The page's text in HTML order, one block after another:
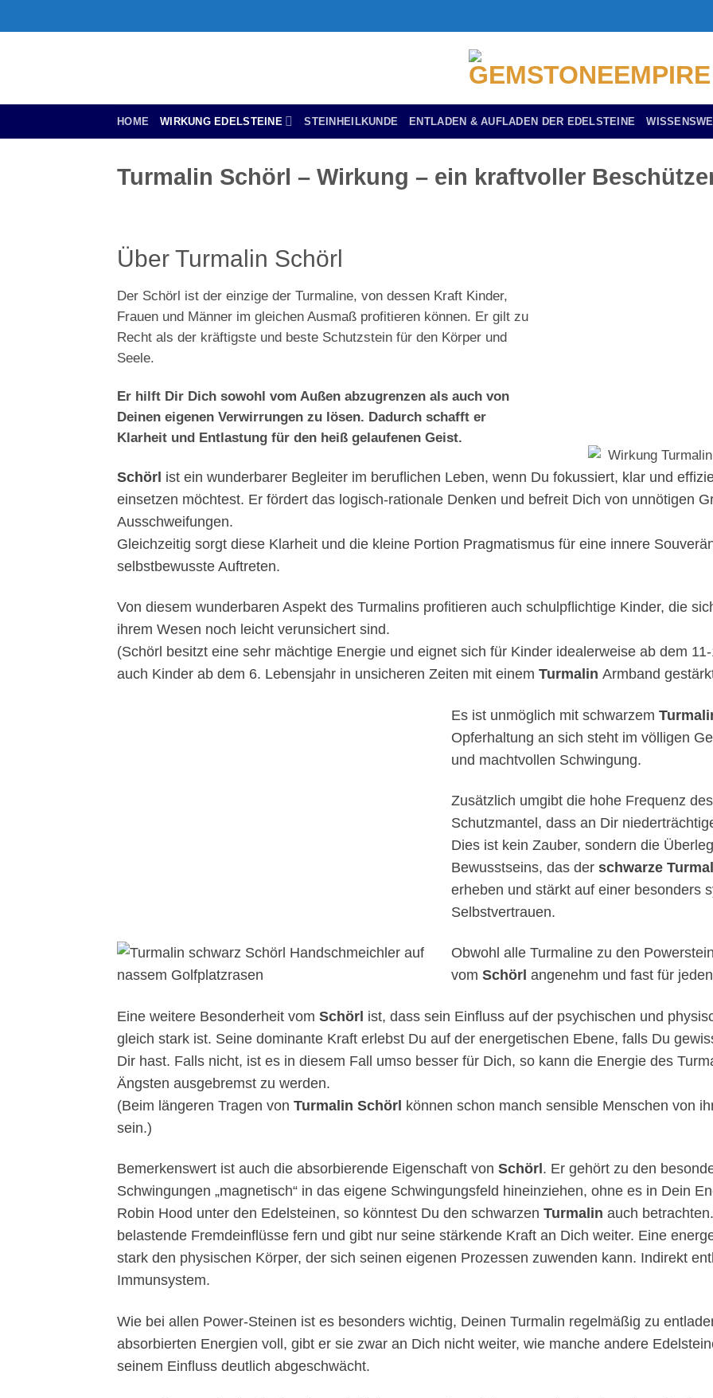
Inhalt
HOME WIRKUNG EDELSTEINE STEINHEILKUNDE ENTLADEN & AUFLADEN DER EDELSTEINE
Turmalin Schörl – Wirkung – ein kraftvoller
Über Turmalin Schörl
Der Schörl ist der einzige der Turmaline, von dessen Kraft Kinder,
Frauen und Männer im gleichen Ausmaß profitieren können. Er gilt zu
Recht als der kräftigste und beste Schutzstein für den Körper und
Seele.
Er hilft Dir Dich sowohl vom Außen abzugrenzen als auch von
Deinen eigenen Verwirrungen zu lösen. Dadurch schafft er
Klarheit und Entlastung für den heiß gelaufenen Geist.
Schörl ist ein wunderbarer Begleiter im beruflichen Leben, wenn Du fokussiert, klar und
einsetzen möchtest. Er fördert das logisch-rationale Denken und befreit Dich von unnötigen
Ausschweifungen.
Gleichzeitig sorgt diese Klarheit und die kleine Portion Pragmatismus für eine innere
selbstbewusste Auftreten.
Von diesem wunderbaren Aspekt des Turmalins profitieren auch schulpflichtige Kinder, die
ihrem Wesen noch leicht verunsichert sind.
(Schörl besitzt eine sehr mächtige Energie und eignet sich für Kinder idealerweise ab dem
auch Kinder ab dem 6. Lebensjahr in unsicheren Zeiten mit einem Turmalin Armband
Es ist unmöglich mit schwarzem
Opferhaltung an sich steht im völligen
und machtvollen Schwingung.
Zusätzlich umgibt die hohe Frequenz
Schutzmantel, dass an Dir
Dies ist kein Zauber, sondern die
Bewusstseins, das der schwarze
erheben und stärkt auf einer besonders
Selbstvertrauen.
Obwohl alle Turmaline zu den
vom Schörl angenehm und fast für
Eine weitere Besonderheit vom Schörl ist, dass sein Einfluss auf der psychischen und
gleich stark ist. Seine dominante Kraft erlebst Du auf der energetischen Ebene, falls Du
Dir hast. Falls nicht, ist es in diesem Fall umso besser für Dich, so kann die Energie des
Ängsten ausgebremst zu werden.
(Beim längeren Tragen von Turmalin Schörl können schon manch sensible Menschen von
sein.)
Bemerkenswert ist auch die absorbierende Eigenschaft von Schörl . Er gehört zu den
Schwingungen „magnetisch“ in das eigene Schwingungsfeld hineinziehen, ohne es in Dein
Robin Hood unter den Edelsteinen, so könntest Du den schwarzen Turmalin auch
belastende Fremdeinflüsse fern und gibt nur seine stärkende Kraft an Dich weiter. Eine
stark den physischen Körper, der sich seinen eigenen Prozessen zuwenden kann. Indirekt
Immunsystem.
Wie bei allen Power-Steinen ist es besonders wichtig, Deinen Turmalin regelmäßig zu
absorbierten Energien voll, gibt er sie zwar an Dich nicht weiter, wie manche andere
seinem Einfluss deutlich abgeschwächt.